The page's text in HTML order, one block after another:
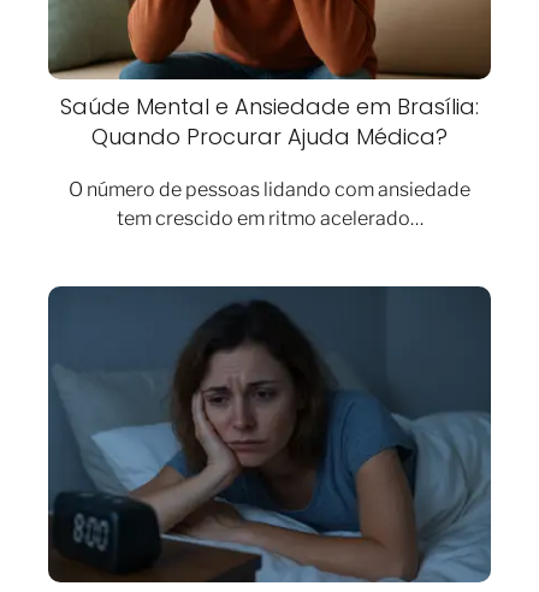
Saúde Mental e Ansiedade em Brasília:
Quando Procurar Ajuda Médica?
O número de pessoas lidando com ansiedade
tem crescido em ritmo acelerado…